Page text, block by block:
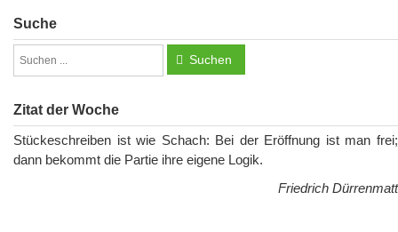
Suche
Suchen
Zitat der Woche
Stückeschreiben ist wie Schach: Bei der Eröffnung ist man frei;
dann bekommt die Partie ihre eigene Logik.
Friedrich Dürrenmatt